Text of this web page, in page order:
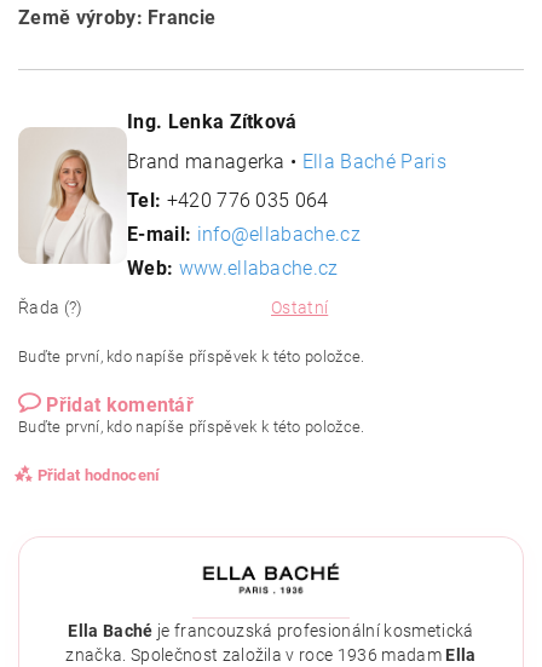
Země výroby: Francie
Ing. Lenka Zítková
Brand managerka • Ella Baché Paris
Tel: +420 776 035 064
E-mail: info@ellabache.cz
Web: www.ellabache.cz
Řada (?) Ostatní
Buďte první, kdo napíše příspěvek k této položce.
Přidat komentář
Buďte první, kdo napíše příspěvek k této položce.
Přidat hodnocení
Ella Baché je francouzská profesionální kosmetická
značka. Společnost založila v roce 1936 madam Ella